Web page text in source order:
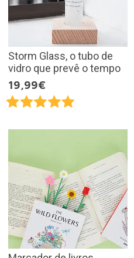
Storm Glass, o tubo de
vidro que prevê o tempo
19,99€